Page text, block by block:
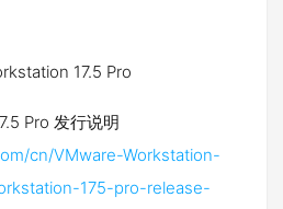
17.5 Pro
Pro 发行说明
cn/VMware-Workstation-
175-pro-release-